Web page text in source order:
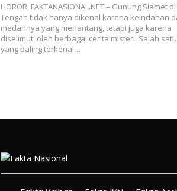
HOROR, FAKTANASIONAL.NET – Gunung Slamet
Tengah tidak hanya dikenal karena keindahan
medannya yang menantang, tetapi juga karena
diselimuti oleh berbagai cerita misteri. Salah satu
yang paling terkenal…